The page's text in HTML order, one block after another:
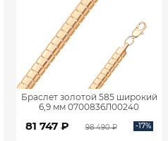
Браслет золотой 585 широкий
6,9 мм 0700836Л00240
81 747 ₽ 98 490 ₽ -17%